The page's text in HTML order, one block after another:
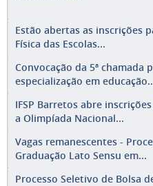
Estão abertas as inscrições
Física das Escolas...
Convocação da 5ª
especialização em
IFSP Barretos abre
a Olimpíada Nacional...
Vagas remanescentes -
Graduação Lato Sensu em...
Processo Seletivo de Bolsa